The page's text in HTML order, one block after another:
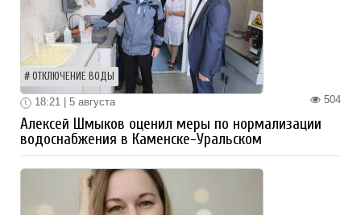
ОТКЛЮЧЕНИЕ ВОДЫ
504
18:21 | 5 августа
Алексей Шмыков оценил меры по нормализации
водоснабжения в Каменске-Уральском